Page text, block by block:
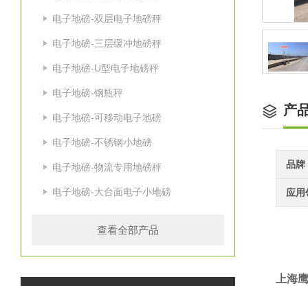
电子地磅-双层电子地磅秤
电子地磅-三层缓冲地磅秤
电子地磅-U型电子地磅秤
电子地磅-钢瓶秤
电子地磅-可移动电子地磅
电子地磅-不锈钢小地磅
电子地磅-物流专用地磅秤
电子地磅-大台面电子小地磅
查看全部产品
产
品牌
应用
上海